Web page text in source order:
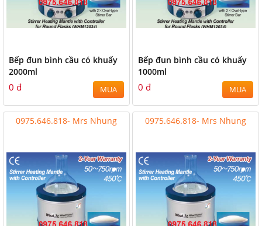
Bếp đun bình cầu có khuấy
2000ml
0 đ MUA
Bếp đun bình cầu có khuấy
1000ml
0 đ MUA
0975.646.818- Mrs Nhung 0975.646.818- Mrs Nhung